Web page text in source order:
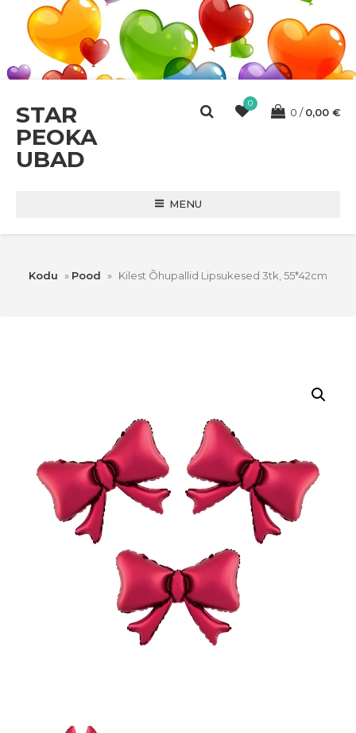
STAR
PEOKA
UBAD
0
0 0,00 €
MENU
Kodu » Pood » Kilest Õhupallid Lipsukesed 3tk, 55*42cm